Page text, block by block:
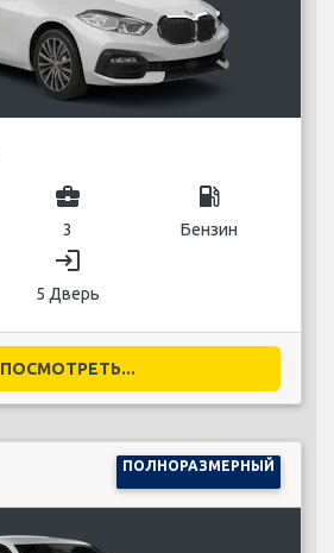
business_center
3
local_gas_station
Бензин
login
5 Дверь
ПОСМОТРЕТЬ...
ПОЛНОРАЗМЕРНЫЙ